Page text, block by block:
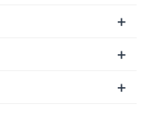
+
+
+